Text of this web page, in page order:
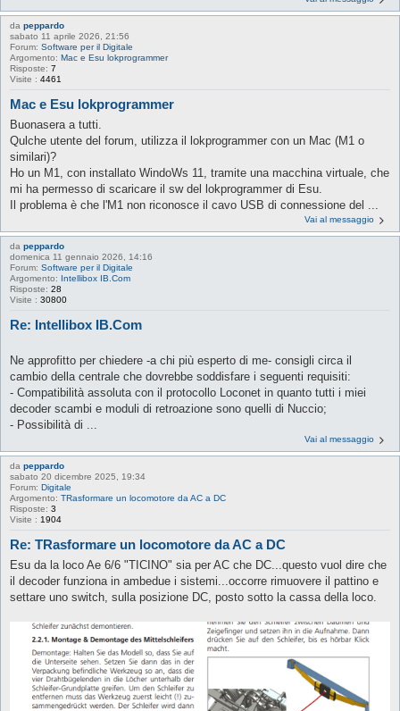
da peppardo
sabato 11 aprile 2026, 21:56
Forum: Software per il Digitale
Argomento: Mac e Esu lokprogrammer
Risposte: 7
Visite : 4461
Mac e Esu lokprogrammer
Buonasera a tutti.
Qulche utente del forum, utilizza il lokprogrammer con un Mac (M1 o
similari)?
Ho un M1, con installato WindoWs 11, tramite una macchina virtuale, che
mi ha permesso di scaricare il sw del lokprogrammer di Esu.
Il problema è che l'M1 non riconosce il cavo USB di connessione del ...
Vai al messaggio
da peppardo
domenica 11 gennaio 2026, 14:16
Forum: Software per il Digitale
Argomento: Intellibox IB.Com
Risposte: 28
Visite : 30800
Re: Intellibox IB.Com
Ne approfitto per chiedere -a chi più esperto di me- consigli circa il
cambio della centrale che dovrebbe soddisfare i seguenti requisiti:
- Compatibilità assoluta con il protocollo Loconet in quanto tutti i miei
decoder scambi e moduli di retroazione sono quelli di Nuccio;
- Possibilità di ...
Vai al messaggio
da peppardo
sabato 20 dicembre 2025, 19:34
Forum: Digitale
Argomento: TRasformare un locomotore da AC a DC
Risposte: 3
Visite : 1904
Re: TRasformare un locomotore da AC a DC
Esu da la loco Ae 6/6 "TICINO" sia per AC che DC...questo vuol dire che
il decoder funziona in ambedue i sistemi...occorre rimuovere il pattino e
settare uno switch, sulla posizione DC, posto sotto la cassa della loco.